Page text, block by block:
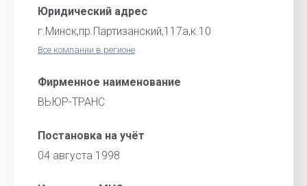
Юридический адрес
г.Минск,пр.Партизанский,117а,к.10
Все компании в регионе
Фирменное наименование
ВЬЮР-ТРАНС
Постановка на учёт
04 августа 1998